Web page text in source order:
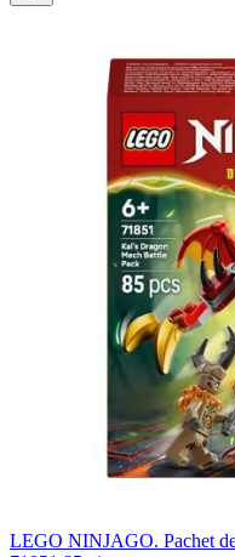
LEGO NINJAGO. Pachet